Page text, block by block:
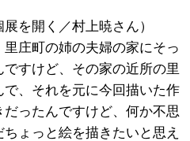
を開く／村上暁さん）
里庄町の姉の夫婦の家にそっ
すけど、その家の近所の里
、それを元に今回描いた作
ったんですけど、何か不思
ょっと絵を描きたいと思え